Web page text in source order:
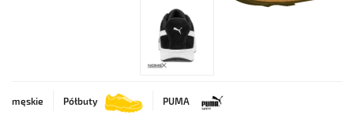
męskie Półbuty PUMA